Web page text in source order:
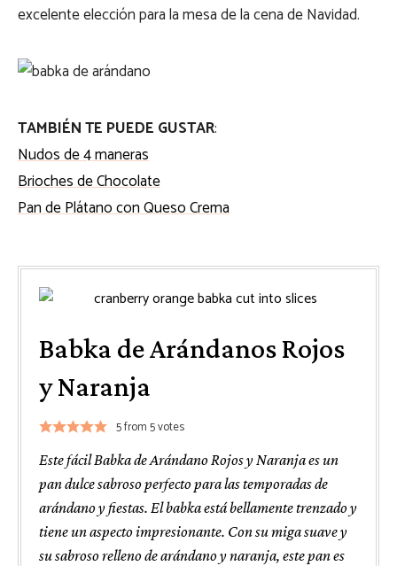
excelente elección para la mesa de la cena de Navidad.
TAMBIÉN TE PUEDE GUSTAR:
Nudos de 4 maneras
Brioches de Chocolate
Pan de Plátano con Queso Crema
Babka de Arándanos Rojos
y Naranja
5from5votes
Este fácil Babka de Arándano Rojos y Naranja es un
pan dulce sabroso perfecto para las temporadas de
arándano y fiestas. El babka está bellamente trenzado y
tiene un aspecto impresionante. Con su miga suave y
su sabroso relleno de arándano y naranja, este pan es